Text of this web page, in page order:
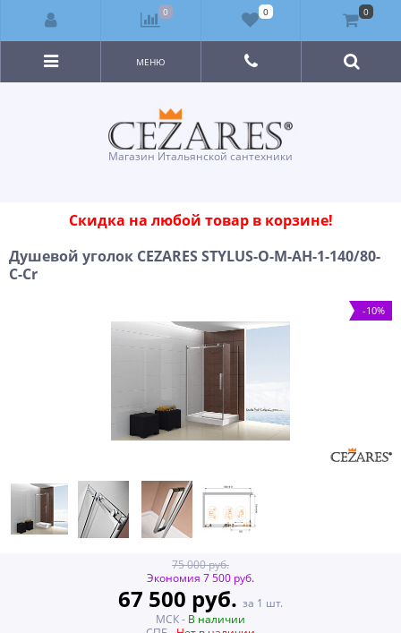
Магазин Итальянской сантехники
МЕНЮ
Скидка на любой товар в корзине!
Душевой уголок CEZARES STYLUS-O-M-AH-1-140/80-
C-Cr
-10%
75 000 руб.
Экономия 7 500 руб.
67 500 руб. за 1 шт.
МСК - В наличии
0 0 0